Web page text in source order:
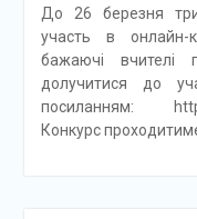
До 26 березня
участь в онлайн-
бажаючі вчителі
долучитися до
посиланням:
Конкурс